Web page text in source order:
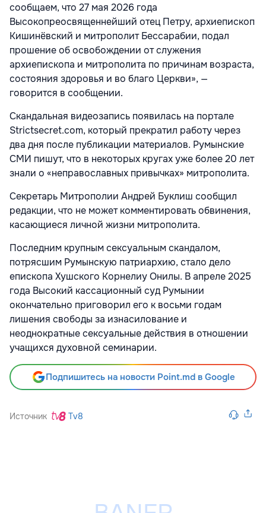
сообщаем, что 27 мая 2026 года
Высокопреосвященнейший отец Петру, архиепископ
Кишинёвский и митрополит Бессарабии, подал
прошение об освобождении от служения
архиепископа и митрополита по причинам возраста,
состояния здоровья и во благо Церкви», —
говорится в сообщении.
Скандальная видеозапись появилась на портале
Strictsecret.com, который прекратил работу через
два дня после публикации материалов. Румынские
СМИ пишут, что в некоторых кругах уже более 20 лет
знали о «неправославных привычках» митрополита.
Секретарь Митрополии Андрей Буклиш сообщил
редакции, что не может комментировать обвинения,
касающиеся личной жизни митрополита.
Последним крупным сексуальным скандалом,
потрясшим Румынскую патриархию, стало дело
епископа Хушского Корнелиу Онилы. В апреле 2025
года Высокий кассационный суд Румынии
окончательно приговорил его к восьми годам
лишения свободы за изнасилование и
неоднократные сексуальные действия в отношении
учащихся духовной семинарии.
Подпишитесь на новости Point.md в Google
Источник Tv8